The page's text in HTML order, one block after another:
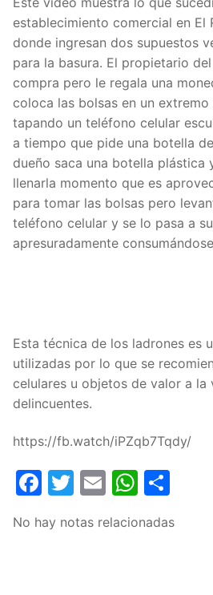
establecimiento comercial en El
donde ingresan dos supuestos
para la basura. El propietario
compra pero le regala una
coloca las bolsas en un
tapando un teléfono celular
a tiempo que pide una botella
dueño saca una botella plástica
llenarla momento que es
para tomar las bolsas pero
teléfono celular y se lo pasa a
apresuradamente
Esta técnica de los ladrones es
utilizadas por lo que se
celulares u objetos de valor a
delincuentes.
https://fb.watch/iPZqb7Tqdy/
Facebook
Twitter
Email
No hay notas relacionadas